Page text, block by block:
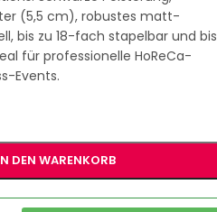
(5,5 cm), robustes matt-
bis zu 18-fach stapelbar und bis
für professionelle HoReCa-
Events.
DEN WARENKORB